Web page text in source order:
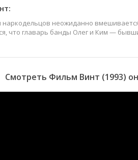
наркодельцов неожиданно
что главарь банды Олег и Ким —
Смотреть Фильм Винт (1993)